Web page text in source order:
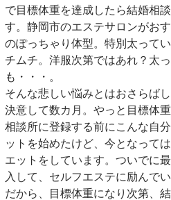
で目標体重を達成したら結婚相
す。静岡市のエステサロンがお
のぽっちゃり体型。特別太って
チムチ。洋服次第ではあれ？太
も・・・。
そんな悲しい悩みとはおさらば
決意して数カ月。やっと目標体
相談所に登録する前にこんな自
ットを始めたけど、今となって
エットをしています。ついでに
入して、セルフエステに励んで
だから、目標体重になり次第、